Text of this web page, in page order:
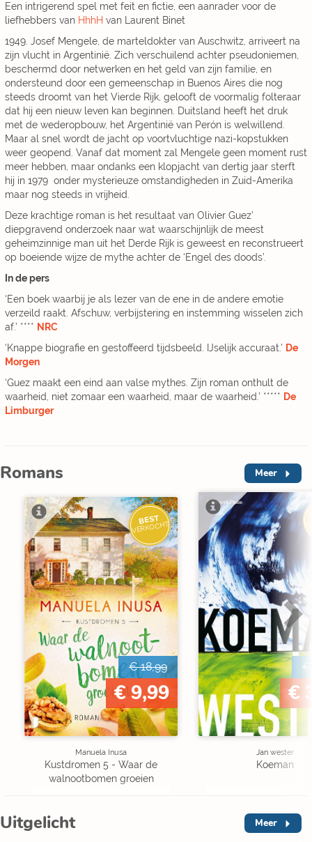
Een intrigerend spel met feit en fictie, een aanrader voor de
liefhebbers van HhhH van Laurent Binet
1949. Josef Mengele, de marteldokter van Auschwitz, arriveert na
zijn vlucht in Argentinië. Zich verschuilend achter pseudoniemen,
beschermd door netwerken en het geld van zijn familie, en
ondersteund door een gemeenschap in Buenos Aires die nog
steeds droomt van het Vierde Rijk, gelooft de voormalig folteraar
dat hij een nieuw leven kan beginnen. Duitsland heeft het druk
met de wederopbouw, het Argentinië van Perón is welwillend.
Maar al snel wordt de jacht op voortvluchtige nazi-kopstukken
weer geopend. Vanaf dat moment zal Mengele geen moment rust
meer hebben, maar ondanks een klopjacht van dertig jaar sterft
hij in 1979 onder mysterieuze omstandigheden in Zuid-Amerika
maar nog steeds in vrijheid.
Deze krachtige roman is het resultaat van Olivier Guez’
diepgravend onderzoek naar wat waarschijnlijk de meest
geheimzinnige man uit het Derde Rijk is geweest en reconstrueert
op boeiende wijze de mythe achter de ‘Engel des doods’.
In de pers
‘Een boek waarbij je als lezer van de ene in de andere emotie
verzeild raakt. Afschuw, verbijstering en instemming wisselen zich
af.’ **** NRC
‘Knappe biografie en gestoffeerd tijdsbeeld. IJselijk accuraat.’ De
Morgen
‘Guez maakt een eind aan valse mythes. Zijn roman onthult de
waarheid, niet zomaar een waarheid, maar de waarheid.’ ***** De
Limburger
Romans Meer
BEST
VERKOCHT
€ 18,99
€ 9,99
Manuela Inusa
Kustdromen 5 - Waar de
walnootbomen groeien
€
€
Jan wester
Koeman
Uitgelicht Meer